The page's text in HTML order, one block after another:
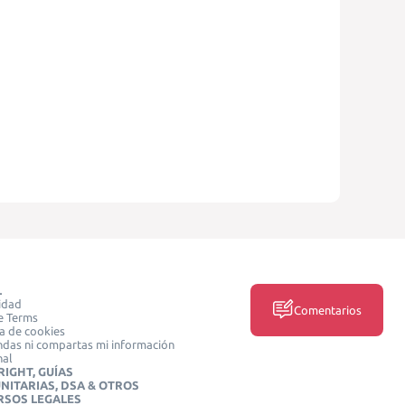
Terms
de cookies
ni compartas mi información
GUÍAS
DSA & OTROS
LEGALES
Comentarios